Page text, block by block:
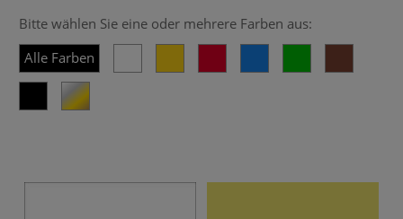
Bitte wählen Sie eine oder mehrere Farben aus:
Alle Farben